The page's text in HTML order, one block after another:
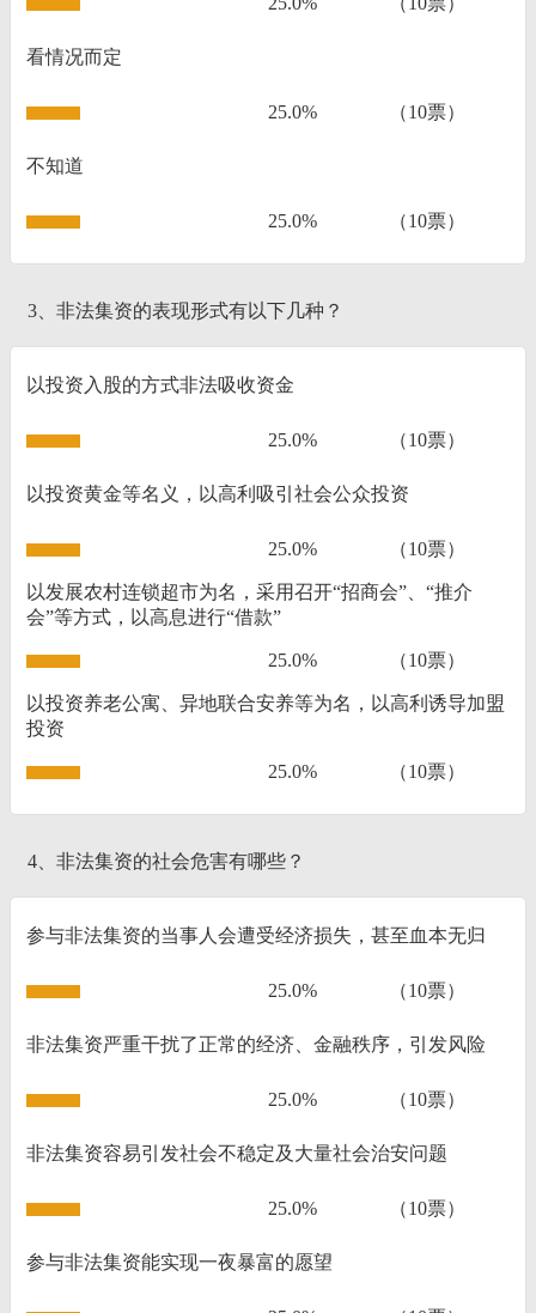
看情况而定
25.0% （10票）
不知道
25.0% （10票）
3、非法集资的表现形式有以下几种？
以投资入股的方式非法吸收资金
25.0% （10票）
以投资黄金等名义，以高利吸引社会公众投资
25.0% （10票）
以发展农村连锁超市为名，采用召开“招商会”、“推介
会”等方式，以高息进行“借款”
25.0% （10票）
以投资养老公寓、异地联合安养等为名，以高利诱导加盟
投资
25.0% （10票）
4、非法集资的社会危害有哪些？
参与非法集资的当事人会遭受经济损失，甚至血本无归
25.0% （10票）
非法集资严重干扰了正常的经济、金融秩序，引发风险
25.0% （10票）
非法集资容易引发社会不稳定及大量社会治安问题
25.0% （10票）
参与非法集资能实现一夜暴富的愿望